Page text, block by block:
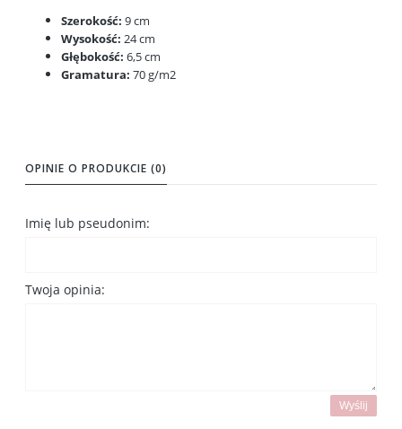
Szerokość: 9 cm
Wysokość: 24 cm
Głębokość: 6,5 cm
Gramatura: 70 g/m2
OPINIE O PRODUKCIE (0)
Imię lub pseudonim:
Twoja opinia:
Wyślij